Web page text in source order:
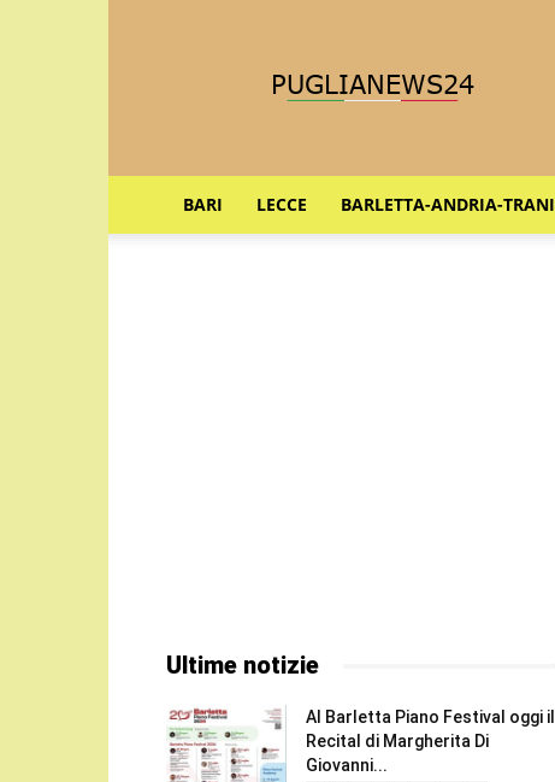
BARI LECCE BARLETTA-ANDRIA-TRANI
Ultime notizie
Al Barletta Piano Festival oggi il
Recital di Margherita Di
Giovanni...